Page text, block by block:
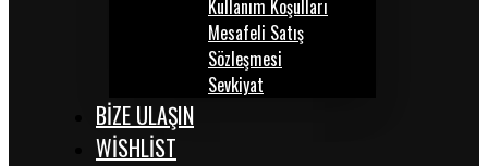
Kullanım Koşulları
Mesafeli Satış
Sözleşmesi
Sevkiyat
BİZE ULAŞIN
WISHLIST